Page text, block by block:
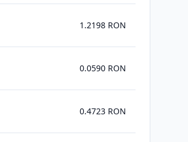
1.2198 RON
0.0590 RON
0.4723 RON